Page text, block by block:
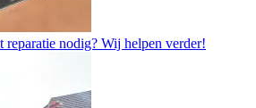
reparatie nodig? Wij helpen verder!